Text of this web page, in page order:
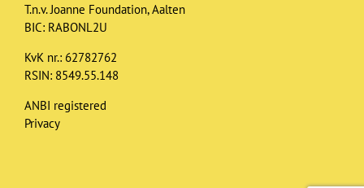
T.n.v. Joanne Foundation, Aalten
BIC: RABONL2U
KvK nr.: 62782762
RSIN: 8549.55.148
ANBI registered
Privacy